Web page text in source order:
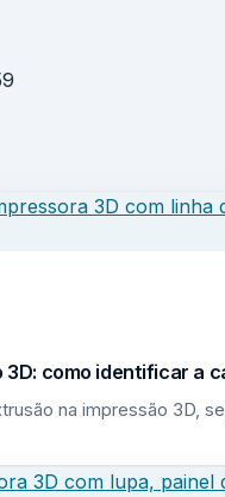
como identificar a
na impressão 3D,